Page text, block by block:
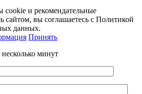
и рекомендательные
сайтом, вы соглашаетесь с Политикой
данных.
Принять
минут